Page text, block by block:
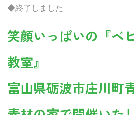
◆終了しました
笑顔いっぱいの『ベ
教室』
富山県砺波市庄川町